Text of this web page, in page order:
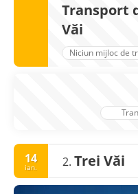
Transport
Văi
Niciun mijloc de
14
ian. 2. Trei Văi